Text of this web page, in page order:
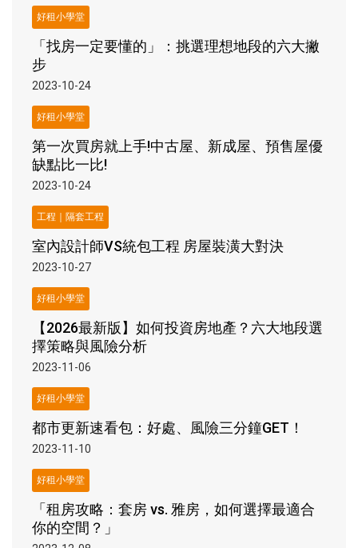
好租小學堂
「找房一定要懂的」：挑選理想地段的六大撇
步
2023-10-24
好租小學堂
第一次買房就上手!中古屋、新成屋、預售屋優
缺點比一比!
2023-10-24
工程｜隔套工程
室內設計師VS統包工程 房屋裝潢大對決
2023-10-27
好租小學堂
【2026最新版】如何投資房地產？六大地段選
擇策略與風險分析
2023-11-06
好租小學堂
都市更新速看包：好處、風險三分鐘GET！
2023-11-10
好租小學堂
「租房攻略：套房 vs. 雅房，如何選擇最適合
你的空間？」